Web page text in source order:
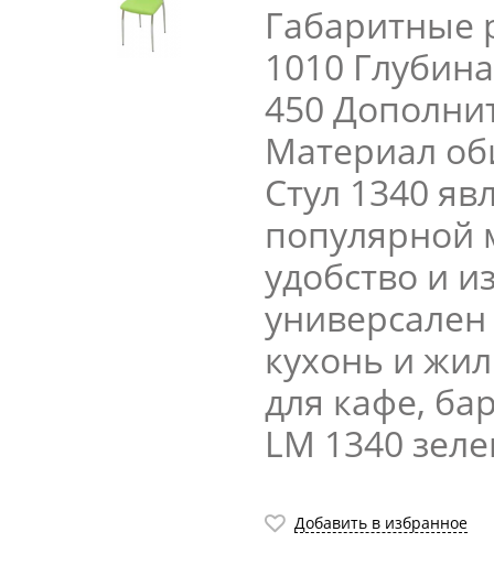
Габаритные
1010
450
Материал
Стул 1340
популярной
удобство и
кухонь и
для кафе,
LM 1340
Добавить в избранное